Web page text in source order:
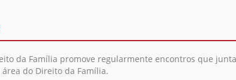
da Família promove regularmente encontros que
do Direito da Família.